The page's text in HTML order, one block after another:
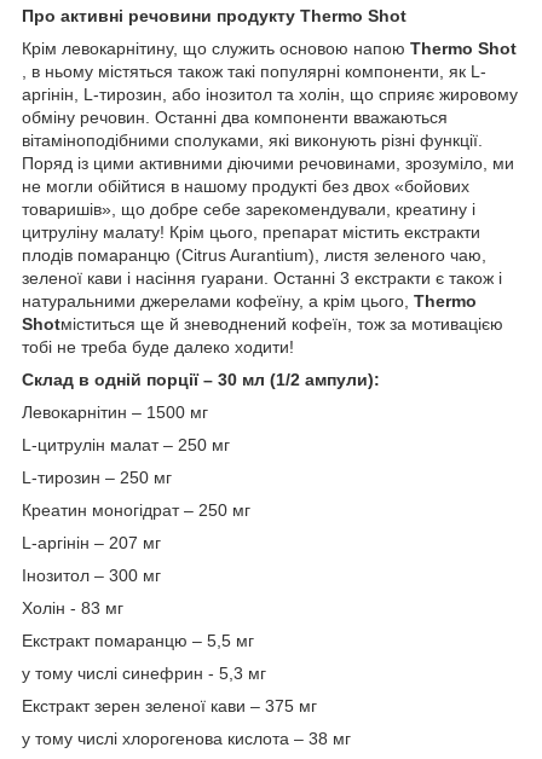
Про активні речовини продукту Thermo Shot
Крім левокарнітину, що служить основою напою Thermo Shot
, в ньому містяться також такі популярні компоненти, як L-
аргінін, L-тирозин, або інозитол та холін, що сприяє жировому
обміну речовин. Останні два компоненти вважаються
вітаміноподібними сполуками, які виконують різні функції.
Поряд із цими активними діючими речовинами, зрозуміло, ми
не могли обійтися в нашому продукті без двох «бойових
товаришів», що добре себе зарекомендували, креатину і
цитруліну малату! Крім цього, препарат містить екстракти
плодів помаранцю (Citrus Aurantium), листя зеленого чаю,
зеленої кави і насіння гуарани. Останні 3 екстракти є також і
натуральними джерелами кофеїну, а крім цього, Thermo
Shotміститься ще й зневоднений кофеїн, тож за мотивацією
тобі не треба буде далеко ходити!
Склад в одній порції – 30 мл (1/2 ампули):
Левокарнітин – 1500 мг
L-цитрулін малат – 250 мг
L-тирозин – 250 мг
Креатин моногідрат – 250 мг
L-аргінін – 207 мг
Інозитол – 300 мг
Холін - 83 мг
Екстракт помаранцю – 5,5 мг
у тому числі синефрин - 5,3 мг
Екстракт зерен зеленої кави – 375 мг
у тому числі хлорогенова кислота – 38 мг